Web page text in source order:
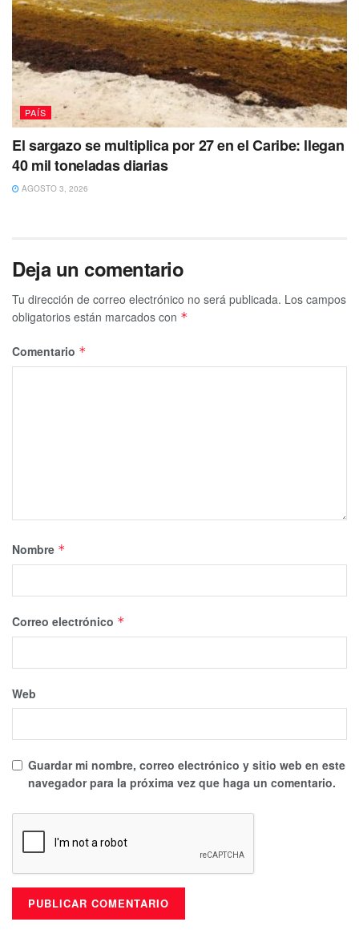
PAÍS
El sargazo se multiplica por 27 en el Caribe: llegan
40 mil toneladas diarias
AGOSTO 3, 2026
Deja un comentario
Tu dirección de correo electrónico no será publicada. Los campos
obligatorios están marcados con *
Comentario *
Nombre *
Correo electrónico *
Web
Guardar mi nombre, correo electrónico y sitio web en este
navegador para la próxima vez que haga un comentario.